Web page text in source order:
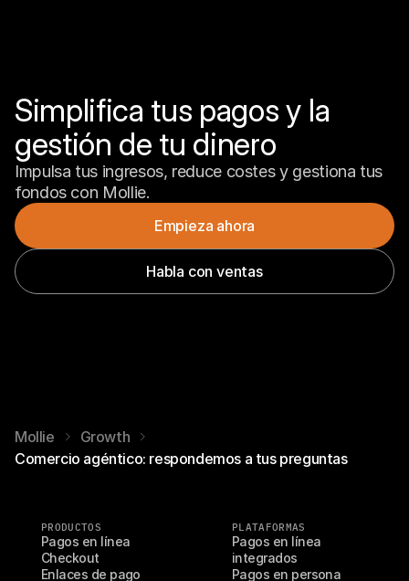
Simplifica tus pagos y la
gestión de tu dinero
Impulsa tus ingresos, reduce costes y gestiona tus
fondos con Mollie.
Empieza ahora
Habla con ventas
Mollie
Growth
Comercio agéntico: respondemos a tus preguntas
PRODUCTOS
Pagos en línea
Checkout
Enlaces de pago
PLATAFORMAS
Pagos en línea
integrados
Pagos en persona